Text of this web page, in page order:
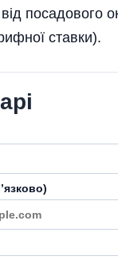
від посадового
ставки).